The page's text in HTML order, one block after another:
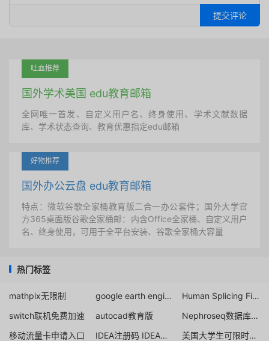
提交评论
吐血推荐
国外学术美国 edu教育邮箱
全网唯一首发、自定义用户名、终身使用、学术文献数据
库、学术状态查询、教育优惠指定edu邮箱
好物推荐
国外办公云盘 edu教育邮箱
特点：微软谷歌全家桶教育版二合一办公套件；国外大学官
方365桌面版谷歌全家桶邮：内含Office全家桶、自定义用户
名、终身使用，可用于全平台安装、谷歌全家桶大容量
热门标签
mathpix无限制 google earth engine账号申请不通过官方解决网站
Human Splicing Finder注册教程
switch联机免费加速
autocad教育版
Nephroseq数据库账号注册
移动流量卡申请入口
IDEA注册码 IDEA激活码 IDEA破解 IDEA破解码 IDEA破解插件 IDEA注册码永久 IDEA注册码2022 IDEA破解码2022 IDEA激活码2022 IDEA注册码2021 IDEA破解码2021 IDEA激活码2021 IDEA注册码失效 IDEA激活码失效 IDEA破解码失效 IDEA注册码在线生成
美国大学生可限时免费订阅 Google One AI Premium 计划